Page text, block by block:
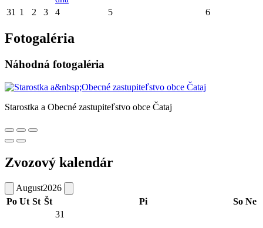
31 1 2 3 4 5 6
Fotogaléria
Náhodná fotogaléria
Starostka a Obecné zastupiteľstvo obce Čataj
Zvozový kalendár
August2026
Po Ut St Št Pi So Ne
31